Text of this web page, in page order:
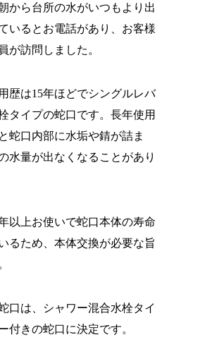
から台所の水がいつもより出
いるとお電話があり、お客様
が訪問しました。
歴は15年ほどでシングルレバ
タイプの蛇口です。長年使用
蛇口内部に水垢や錆が詰ま
水量が出なくなることがあり
以上お使いで蛇口本体の寿命
るため、本体交換が必要な旨
口は、シャワー混合水栓タイ
付きの蛇口に決定です。